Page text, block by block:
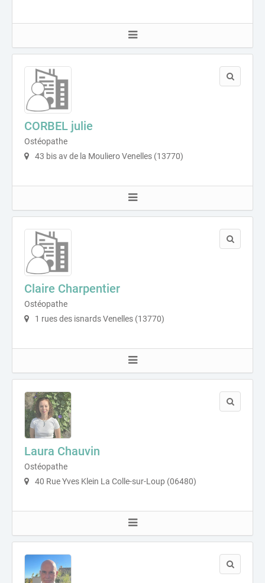
CORBEL julie
Ostéopathe
43 bis av de la Mouliero Venelles (13770)
Claire Charpentier
Ostéopathe
1 rues des isnards Venelles (13770)
Laura Chauvin
Ostéopathe
40 Rue Yves Klein La Colle-sur-Loup (06480)